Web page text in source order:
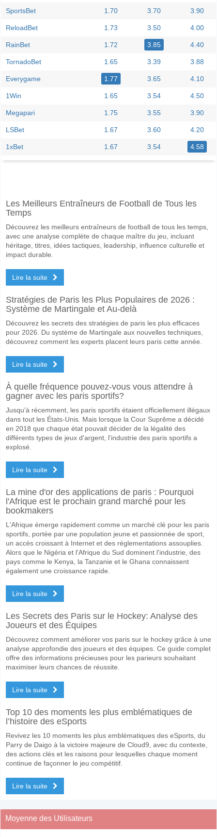
SportsBet 1.70 3.70 3.90
ReloadBet 1.73 3.50 4.00
RainBet 1.72 3.85 4.40
TornadoBet 1.65 3.39 3.88
Everygame 1.77 3.65 4.10
1Win 1.65 3.54 4.50
Megapari 1.75 3.55 3.90
LSBet 1.67 3.60 4.20
1xBet 1.67 3.54 4.58
Le match entre Union Espanola v Union San Felipe 09 June 2026
Union Espanola pour le Gagnant du match, avec une probabilité de
Les deux équipes marqueront-elles dans le match
Non pour Les Deux Équipes Marquent, avec un pourcentage de 59%.
Quel sera le résultat correct attendu entre Union
Sur le côté risqué, vous pouvez essayer le Résultat Correct de 1-0
Les Meilleurs Entraîneurs de Football de Tous les
Temps
Découvrez les meilleurs entraîneurs de football de tous les temps,
avec une analyse complète de chaque maître du jeu, incluant
héritage, titres, idées tactiques, leadership, influence culturelle et
impact durable.
Lire la suite
Stratégies de Paris les Plus Populaires de 2026 :
Système de Martingale et Au-delà
Découvrez les secrets des stratégies de paris les plus efficaces
pour 2026. Du système de Martingale aux nouvelles techniques,
découvrez comment les experts placent leurs paris cette année.
Lire la suite
À quelle fréquence pouvez-vous vous attendre à
gagner avec les paris sportifs?
Jusqu'à récemment, les paris sportifs étaient officiellement illégaux
dans tout les États-Unis. Mais lorsque la Cour Suprême a décidé
en 2018 que chaque état pouvait décider de la légalité des
différents types de jeux d'argent, l'industrie des paris sportifs a
explosé.
Lire la suite
La mine d'or des applications de paris : Pourquoi
l'Afrique est le prochain grand marché pour les
bookmakers
L'Afrique émerge rapidement comme un marché clé pour les paris
sportifs, portée par une population jeune et passionnée de sport,
un accès croissant à Internet et des réglementations assouplies.
Alors que le Nigéria et l'Afrique du Sud dominent l'industrie, des
pays comme le Kenya, la Tanzanie et le Ghana connaissent
également une croissance rapide.
Lire la suite
Les Secrets des Paris sur le Hockey: Analyse des
Joueurs et des Équipes
Découvrez comment améliorer vos paris sur le hockey grâce à une
analyse approfondie des joueurs et des équipes. Ce guide complet
offre des informations précieuses pour les parieurs souhaitant
maximiser leurs chances de réussite.
Lire la suite
Top 10 des moments les plus emblématiques de
l’histoire des eSports
Revivez les 10 moments les plus emblématiques des eSports, du
Parry de Daigo à la victoire majeure de Cloud9, avec du contexte,
des actions clés et les raisons pour lesquelles chaque moment
continue de façonner le jeu compétitif.
Lire la suite
Moyenne des Utilisateurs